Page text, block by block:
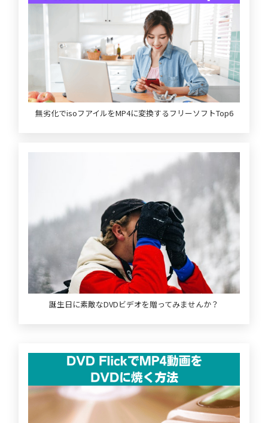
無劣化でisoフアイルをMP4に変換するフリーソフトTop6
誕生日に素敵なDVDビデオを贈ってみませんか？